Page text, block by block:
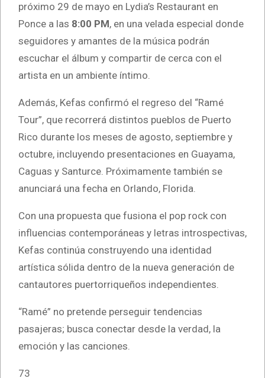
próximo 29 de mayo en Lydia’s Restaurant en
Ponce a las 8:00 PM, en una velada especial donde
seguidores y amantes de la música podrán
escuchar el álbum y compartir de cerca con el
artista en un ambiente íntimo.
Además, Kefas confirmó el regreso del “Ramé
Tour”, que recorrerá distintos pueblos de Puerto
Rico durante los meses de agosto, septiembre y
octubre, incluyendo presentaciones en Guayama,
Caguas y Santurce. Próximamente también se
anunciará una fecha en Orlando, Florida.
Con una propuesta que fusiona el pop rock con
influencias contemporáneas y letras introspectivas,
Kefas continúa construyendo una identidad
artística sólida dentro de la nueva generación de
cantautores puertorriqueños independientes.
“Ramé” no pretende perseguir tendencias
pasajeras; busca conectar desde la verdad, la
emoción y las canciones.
73